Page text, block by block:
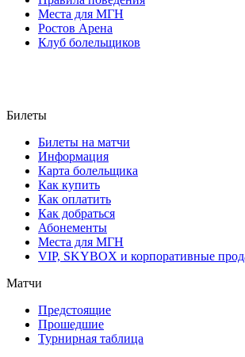
Места для МГН
Ростов Арена
Клуб болельщиков
Билеты
Билеты на матчи
Информация
Карта болельщика
Как купить
Как оплатить
Как добраться
Абонементы
Места для МГН
VIP, SKYBOX и корпоративные
Матчи
Предстоящие
Прошедшие
Турнирная таблица